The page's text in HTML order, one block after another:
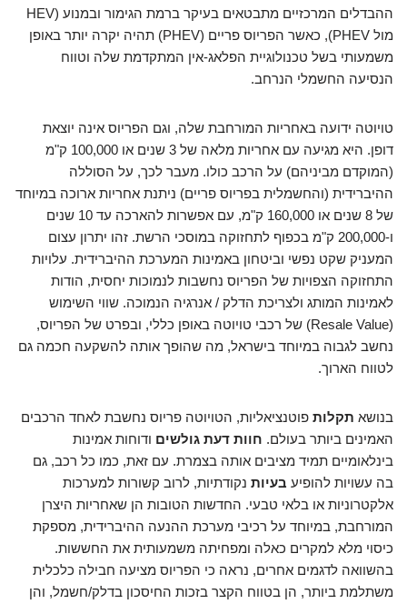
ההבדלים המרכזיים מתבטאים בעיקר ברמת הגימור ובמנוע (HEV
מול PHEV), כאשר הפריוס פריים (PHEV) תהיה יקרה יותר באופן
משמעותי בשל טכנולוגיית הפלאג-אין המתקדמת שלה וטווח
הנסיעה החשמלי הנרחב.
טויוטה ידועה באחריות המורחבת שלה, וגם הפריוס אינה יוצאת
דופן. היא מגיעה עם אחריות מלאה של 3 שנים או 100,000 ק"מ
(המוקדם מביניהם) על הרכב כולו. מעבר לכך, על הסוללה
ההיברידית (והחשמלית בפריוס פריים) ניתנת אחריות ארוכה במיוחד
של 8 שנים או 160,000 ק"מ, עם אפשרות להארכה עד 10 שנים
ו-200,000 ק"מ בכפוף לתחזוקה במוסכי הרשת. זהו יתרון עצום
המעניק שקט נפשי וביטחון באמינות המערכת ההיברידית. עלויות
התחזוקה הצפויות של הפריוס נחשבות לנמוכות יחסית, הודות
לאמינות המותג ולצריכת הדלק / אנרגיה הנמוכה. שווי השימוש
(Resale Value) של רכבי טויוטה באופן כללי, ובפרט של הפריוס,
נחשב לגבוה במיוחד בישראל, מה שהופך אותה להשקעה חכמה גם
לטווח הארוך.
בנושא תקלות פוטנציאליות, הטויוטה פריוס נחשבת לאחד הרכבים
האמינים ביותר בעולם. חוות דעת גולשים ודוחות אמינות
בינלאומיים תמיד מציבים אותה בצמרת. עם זאת, כמו כל רכב, גם
בה עשויות להופיע בעיות נקודתיות, לרוב קשורות למערכות
אלקטרוניות או בלאי טבעי. החדשות הטובות הן שאחריות היצרן
המורחבת, במיוחד על רכיבי מערכת ההנעה ההיברידית, מספקת
כיסוי מלא למקרים כאלה ומפחיתה משמעותית את החששות.
בהשוואה לדגמים אחרים, נראה כי הפריוס מציעה חבילה כלכלית
משתלמת ביותר, הן בטווח הקצר בזכות החיסכון בדלק/חשמל, והן